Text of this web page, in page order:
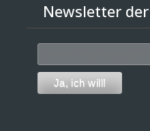
Newsletter